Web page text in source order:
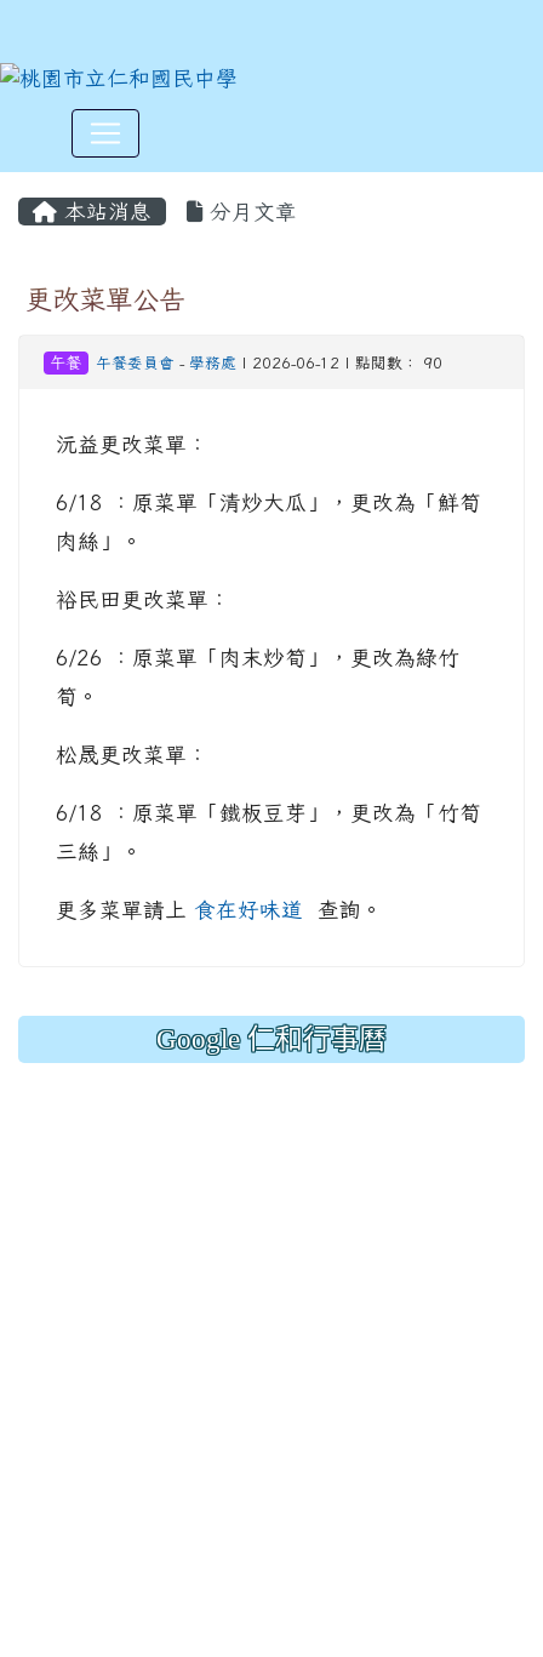
本站消息 分月文章
更改菜單公告
午餐 午餐委員會 - 學務處 | 2026-06-12 | 點閱數： 90
沅益更改菜單：
6/18 ：原菜單「清炒大瓜」，更改為「鮮筍
肉絲」。
裕民田更改菜單：
6/26 ：原菜單「肉末炒筍」，更改為綠竹
筍。
松晟更改菜單：
6/18 ：原菜單「鐵板豆芽」，更改為「竹筍
三絲」。
更多菜單請上 食在好味道 查詢。
Google 仁和行事曆